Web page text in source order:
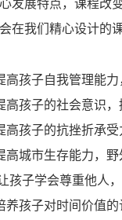
发展特点，课程改
会在我们精心设计的
高孩子自我管理能
高孩子的社会意识
高孩子的抗挫折承
高城市生存能力，
孩子学会尊重他人
养孩子对时间价值